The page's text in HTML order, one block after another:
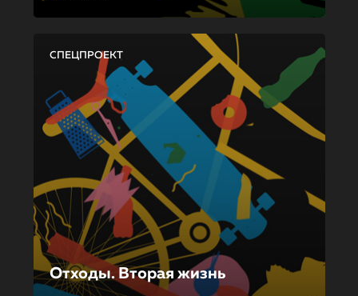
СПЕЦПРОЕКТ
Отходы. Вторая жизнь